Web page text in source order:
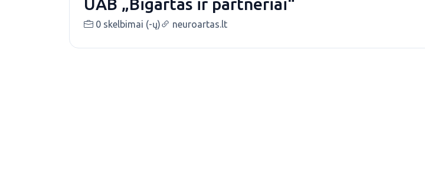
UAB „Bigartas ir partneriai“
0 skelbimai (-ų) neuroartas.lt